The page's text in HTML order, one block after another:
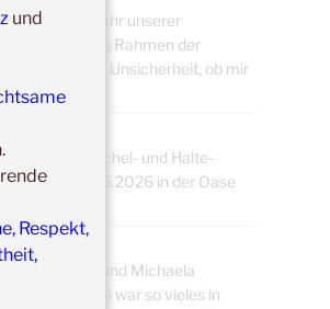
in dem Jahr unserer
[Anmerk.: im Rahmen der
Die große Unsicherheit, ob mir
zur Kuschel- und Halte-
bis 25.05.2026 in der Oase
bei Winnie und Michaela
Greifenstein) war so vieles in
und
Respekt,